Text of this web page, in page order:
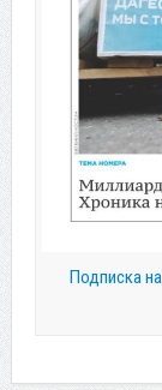
Подписка